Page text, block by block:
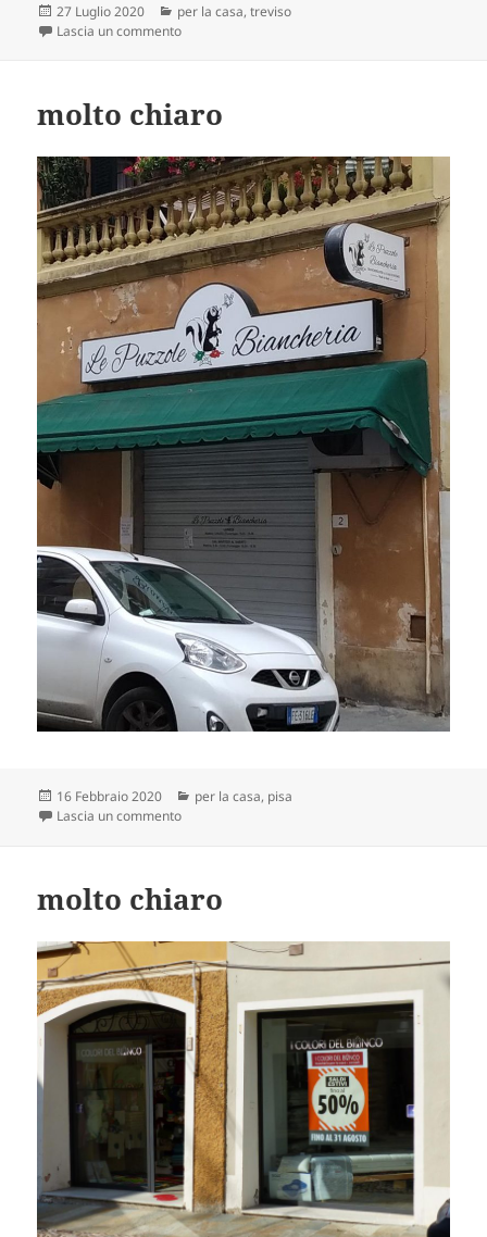
Scritto
il
27 Luglio 2020 Categorie
per la casa,treviso
Lascia un commentosu per la bath-caverna
molto chiaro
Scritto
il
16 Febbraio 2020 Categorie
per la casa, pisa
Lascia un commentosu molto chiaro
molto chiaro